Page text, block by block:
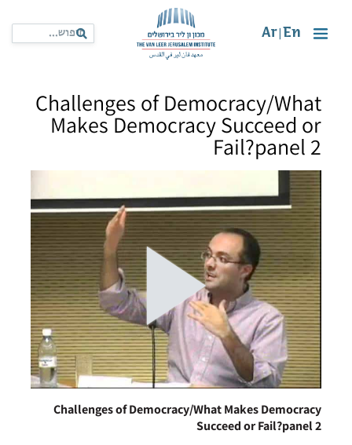
En
Ar
Challenges of Democracy/What
Makes Democracy Succeed or
Fail?panel 2
Challenges of Democracy/What Makes Democracy
Succeed or Fail?panel 2